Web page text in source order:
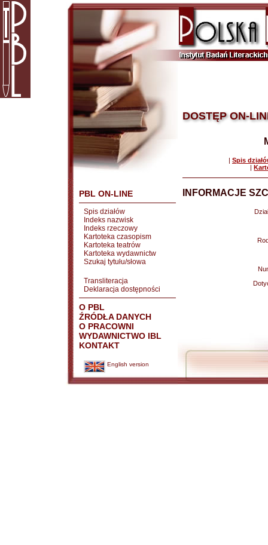
PBL ON-LINE
Spis działów
Indeks nazwisk
Indeks rzeczowy
Kartoteka czasopism
Kartoteka teatrów
Kartoteka wydawnictw
Szukaj tytułu/słowa
Transliteracja
Deklaracja dostępności
O PBL
ŹRÓDŁA DANYCH
O PRACOWNI
WYDAWNICTWO IBL
KONTAKT
English version
DOSTĘP ON-
| Spis
|
INFORMACJE